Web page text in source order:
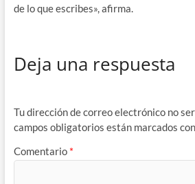
de lo que escribes», afirma.
Deja una respuesta
Tu dirección de correo electrónico no
campos obligatorios están marcados con
Comentario *